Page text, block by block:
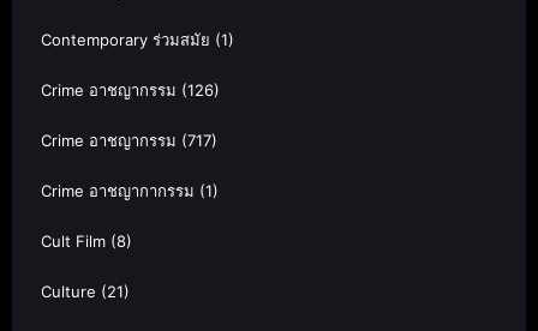
Contemporary ร่วมสมัย (1)
Crime อาชญากรรม (126)
Crime อาชญากรรม (717)
Crime อาชญากากรรม (1)
Cult Film (8)
Culture (21)